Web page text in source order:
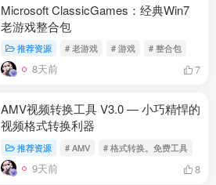
Microsoft ClassicGames：经典Win7
老游戏整合包
推荐资源 # 老游戏 # 游戏 # 整合包
8天前 7
AMV视频转换工具 V3.0 — 小巧精悍的
视频格式转换利器
推荐资源 # AMV # 格式转换。免费工具
9天前 8